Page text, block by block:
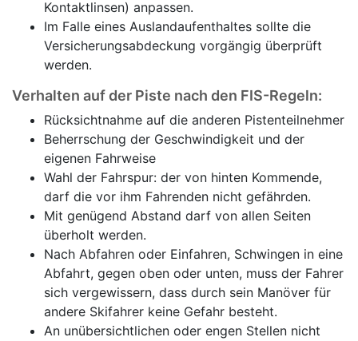
Kontaktlinsen) anpassen.
Im Falle eines Auslandaufenthaltes sollte die
Versicherungsabdeckung vorgängig überprüft
werden.
Verhalten auf der Piste nach den FIS-Regeln:
Rücksichtnahme auf die anderen Pistenteilnehmer
Beherrschung der Geschwindigkeit und der
eigenen Fahrweise
Wahl der Fahrspur: der von hinten Kommende,
darf die vor ihm Fahrenden nicht gefährden.
Mit genügend Abstand darf von allen Seiten
überholt werden.
Nach Abfahren oder Einfahren, Schwingen in eine
Abfahrt, gegen oben oder unten, muss der Fahrer
sich vergewissern, dass durch sein Manöver für
andere Skifahrer keine Gefahr besteht.
An unübersichtlichen oder engen Stellen nicht